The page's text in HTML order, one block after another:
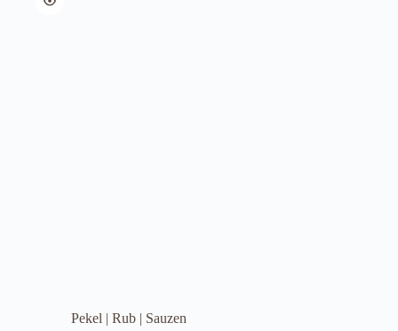
Pekel | Rub | Sauzen